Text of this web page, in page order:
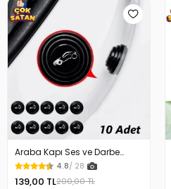
Araba Kapı Ses ve Darbe
Emici Pad 10 Adet
4.8/ 28
139,00 TL200,00 TL